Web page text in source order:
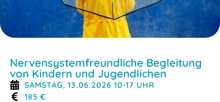
Nervensystemfreundliche Begleitung
von Kindern und Jugendlichen
SAMSTAG, 13.06.2026 10-17 UHR
185 €